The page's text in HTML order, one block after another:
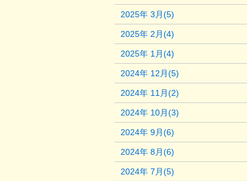
2025年 3月(5)
2025年 2月(4)
2025年 1月(4)
2024年 12月(5)
2024年 11月(2)
2024年 10月(3)
2024年 9月(6)
2024年 8月(6)
2024年 7月(5)